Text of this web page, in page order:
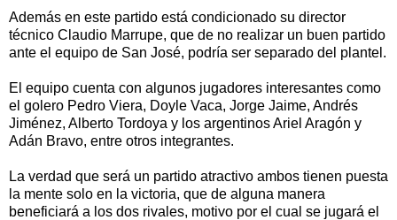
Además en este partido está condicionado su director
técnico Claudio Marrupe, que de no realizar un buen partido
ante el equipo de San José, podría ser separado del plantel.
El equipo cuenta con algunos jugadores interesantes como
el golero Pedro Viera, Doyle Vaca, Jorge Jaime, Andrés
Jiménez, Alberto Tordoya y los argentinos Ariel Aragón y
Adán Bravo, entre otros integrantes.
La verdad que será un partido atractivo ambos tienen puesta
la mente solo en la victoria, que de alguna manera
beneficiará a los dos rivales, motivo por el cual se jugará el